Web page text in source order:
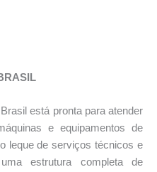
está pronta para atender
e equipamentos de
leque de serviços técnicos e
estrutura completa de